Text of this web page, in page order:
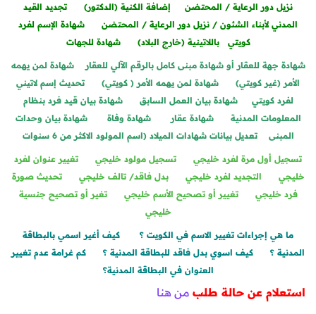
نزيل دور الرعاية / المحتضن
إضافة الكنية (الدكتور)
تجديد القيد
المدني لأبناء الشئون / نزيل دور الرعاية / المحتضن
شهادة الإسم لفرد
كويتي باللاتينية (خارج البلاد)
شهادة للجهات
شهادة جهة للعقار أو شهادة مبنى كامل بالرقم الآلي للعقار
شهادة لمن يهمه
الأمر (غير كويتي)
شهادة لمن يهمه الأمر ( كويتي)
تحديث إسم لاتيني
لفرد كويتي
شهادة بيان العمل السابق
شهادة بيان قيد فرد بنظام
المعلومات المدنية
شهادة عقار شهادة وفاة
شهادة بيان وحدات
المبنى
تعديل بيانات شهادات الميلاد (اسم المولود الاكثر من 6 سنوات
تسجيل أول مرة لفرد خليجي تسجيل مولود خليجي
تغيير عنوان لفرد
خليجي
التجديد لفرد خليجي بدل فاقد/ تالف خليجي
تحديث صورة
فرد خليجي
تغيير أو تصحيح الأسم خليجي
تغير أو تصحيح جنسية
خليجي
ما هي إجراءات تغيير الاسم في الكويت ؟
كيف أغير اسمي بالبطاقة
المدنية ؟
كيف اسوي بدل فاقد للبطاقة المدنية ؟
كم غرامة عدم تغيير
العنوان في البطاقة المدنية؟
استعلام عن حالة طلب من هنا